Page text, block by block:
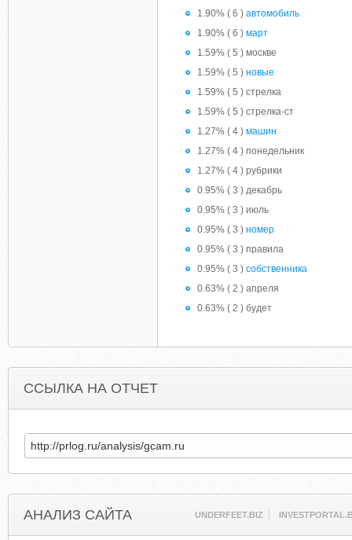
1.90% ( 6 ) автомобиль
1.90% ( 6 ) март
1.59% ( 5 ) москве
1.59% ( 5 ) новые
1.59% ( 5 ) стрелка
1.59% ( 5 ) стрелка-ст
1.27% ( 4 ) машин
1.27% ( 4 ) понедельник
1.27% ( 4 ) рубрики
0.95% ( 3 ) декабрь
0.95% ( 3 ) июль
0.95% ( 3 ) номер
0.95% ( 3 ) правила
0.95% ( 3 ) собственника
0.63% ( 2 ) апреля
0.63% ( 2 ) будет
ССЫЛКА НА ОТЧЕТ
АНАЛИЗ САЙТА UNDERFEET.BIZ